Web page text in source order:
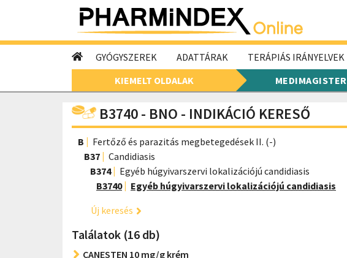
GYÓGYSZEREK ADATTÁRAK TERÁPIÁS IRÁNYELVEK
KIEMELT OLDALAK
MEDIMAGISTER
B3740 - BNO - INDIKÁCIÓ KERESŐ
B
Fertőző és parazitás megbetegedések II. (-)
B37
Candidiasis
B374
Egyéb húgyivarszervi lokalizációjú candidiasis
B3740
Egyéb húgyivarszervi lokalizációjú candidiasis
Új keresés
Találatok (16 db)
CANESTEN 10 mg/g krém